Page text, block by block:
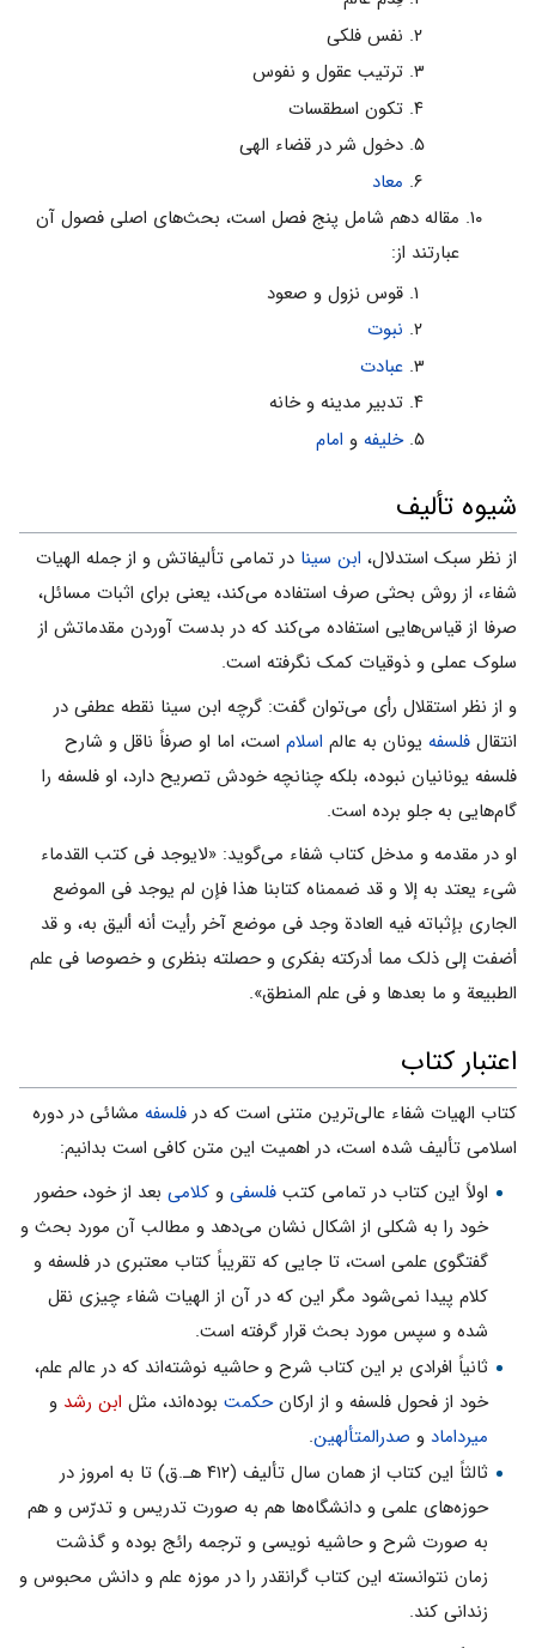
نفس فلکى‌
ترتیب عقول و نفوس‌
تکون اسطقسات‌
دخول شر در قضاء الهى‌
معاد
مقاله دهم شامل پنج فصل است، بحث‌هاى اصلى فصول آن
عبارتند از:
قوس نزول و صعود
نبوت‌
عبادت‌
تدبیر مدینه و خانه‌
خلیفه و امام
شیوه تألیف
از نظر سبک استدلال، ابن سینا در تمامى تألیفاتش و از جمله الهیات
شفاء، از روش بحثى صرف استفاده مى‌کند، یعنى براى اثبات مسائل،
صرفا از قیاس‌هایى استفاده مى‌کند که در بدست آوردن مقدماتش از
سلوک عملى و ذوقیات کمک نگرفته است.
و از نظر استقلال رأى مى‌توان گفت: گرچه ابن سینا نقطه عطفى در
انتقال فلسفه یونان به عالم اسلام است، اما او صرفاً ناقل و شارح
فلسفه یونانیان نبوده، بلکه چنانچه خودش تصریح دارد، او فلسفه را
گام‌هایى به جلو برده است.
او در مقدمه و مدخل کتاب شفاء مى‌گوید: «لایوجد فی کتب القدماء
شی‌ء یعتد به إلا و قد ضممناه کتابنا هذا فإن لم یوجد فی الموضع
الجاری بإثباته فیه العادة وجد فی موضع آخر رأیت أنه ألیق به، و قد
أضفت إلى ذلک مما أدرکته بفکری و حصلته بنظری و خصوصا فی علم
الطبیعة و ما بعدها و فی علم المنطق».
اعتبار کتاب
کتاب الهیات شفاء عالى‌ترین متنى است که در فلسفه مشائى در دوره
اسلامى تألیف شده است، در اهمیت این متن کافى است بدانیم‌:
اولاً این کتاب در تمامى کتب فلسفىو کلامىبعد از خود، حضور
خود را به شکلى از اشکال نشان مى‌دهد و مطالب آن مورد بحث و
گفتگوى علمى است، تا جایى که تقریباً کتاب معتبرى در فلسفه و
کلام پیدا نمى‌شود مگر این که در آن از الهیات شفاء چیزى نقل
شده و سپس مورد بحث قرار گرفته است.
ثانیاً افرادى بر این کتاب شرح و حاشیه نوشته‌اند که در عالم علم،
خود از فحول فلسفه و از ارکانحکمتبوده‌اند، مثل ابن رشد و
میرداماد و صدرالمتألهین.
ثالثاً این کتاب از همان سال تألیف (۴۱۲ هـ.ق) تا به امروز در
حوزه‌هاى علمى و دانشگاه‌ها هم به صورت تدریس و تدرّس و هم
به صورت شرح و حاشیه نویسى و ترجمه رائج بوده و گذشت
زمان نتوانسته این کتاب گرانقدر را در موزه علم و دانش محبوس و
زندانى کند.